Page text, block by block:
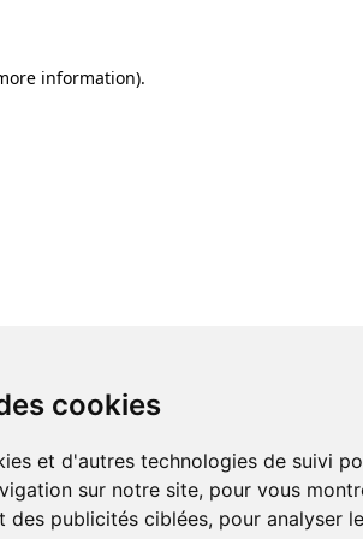
cookies
et d'autres technologies de suivi
sur notre site, pour vous
des publicités ciblées, pour analyser
information).